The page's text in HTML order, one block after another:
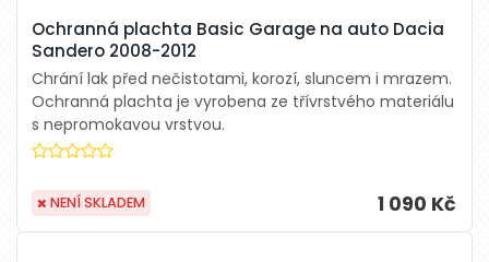
Ochranná plachta Basic Garage na auto Dacia
Sandero 2008-2012
Chrání lak před nečistotami, korozí, sluncem i mrazem.
Ochranná plachta je vyrobena ze třívrstvého materiálu
s nepromokavou vrstvou.
1 090 Kč
NENÍ SKLADEM